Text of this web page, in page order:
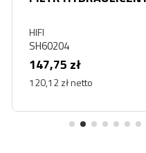
HIFI
SH60204
147,75 zł
120,12 zł netto